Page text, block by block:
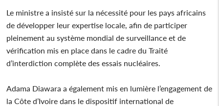
Le ministre a insisté sur la nécessité pour les pays africains
de développer leur expertise locale, afin de participer
pleinement au système mondial de surveillance et de
vérification mis en place dans le cadre du Traité
d’interdiction complète des essais nucléaires.
Adama Diawara a également mis en lumière l’engagement de
la Côte d’Ivoire dans le dispositif international de